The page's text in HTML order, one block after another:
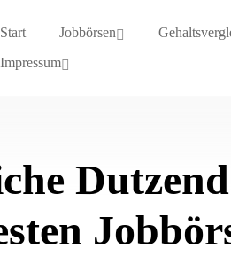
Start Jobbörsen
Impressum